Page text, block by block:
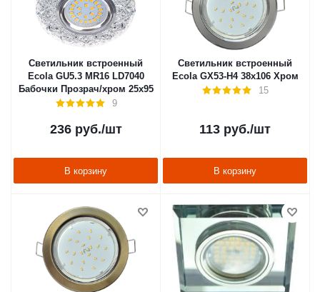
Светильник встроенный
Ecola GU5.3 MR16 LD7040
Бабочки Прозрач/хром 25х95
9
236руб./шт
В корзину
Светильник встроенный
Ecola GX53-H4 38x106 Хром
15
113 руб./шт
В корзину